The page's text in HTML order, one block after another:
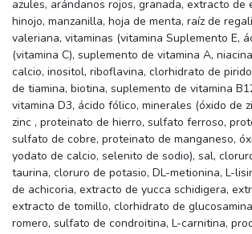
azules, arándanos rojos, granada, extracto de
hinojo, manzanilla, hoja de menta, raíz de
valeriana, vitaminas (vitamina Suplemento E,
(vitamina C), suplemento de vitamina A,
calcio, inositol, riboflavina, clorhidrato de
de tiamina, biotina, suplemento de vitamina
vitamina D3, ácido fólico, minerales (óxido de
zinc , proteinato de hierro, sulfato ferroso,
sulfato de cobre, proteinato de manganeso,
yodato de calcio, selenito de sodio), sal,
taurina, cloruro de potasio, DL-metionina, L-
de achicoria, extracto de yucca schidigera,
extracto de tomillo, clorhidrato de
romero, sulfato de condroitina, L-carnitina,